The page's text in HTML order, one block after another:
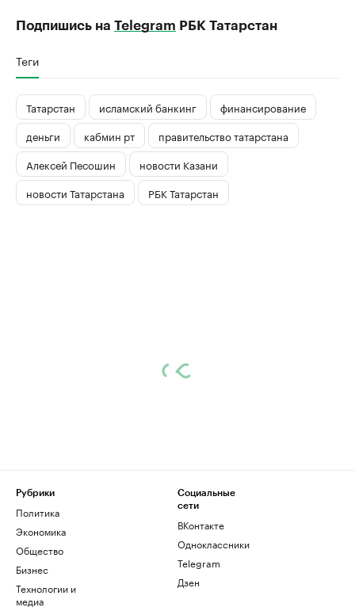
Подпишись на Telegram РБК Татарстан
Теги
Татарстан исламский банкинг
финансирование
деньги
кабмин рт
правительство татарстана
Алексей Песошин
новости Казани
новости Татарстана
РБК Татарстан
Рубрики
Политика
Экономика
Общество
Бизнес
Технологии и
медиа
Социальные
сети
ВКонтакте
Одноклассники
Telegram
Дзен